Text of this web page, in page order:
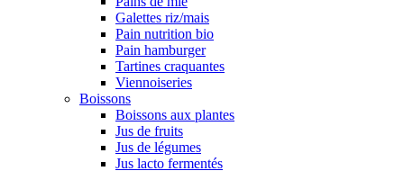
Galettes riz/mais
Pain nutrition bio
Pain hamburger
Tartines craquantes
Viennoiseries
Boissons
Boissons aux plantes
Jus de fruits
Jus de légumes
Jus lacto fermentés